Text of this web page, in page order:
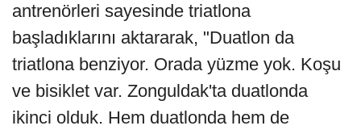
antrenörleri sayesinde triatlona
başladıklarını aktararak, "Duatlon da
triatlona benziyor. Orada yüzme yok. Koşu
ve bisiklet var. Zonguldak'ta duatlonda
ikinci olduk. Hem duatlonda hem de